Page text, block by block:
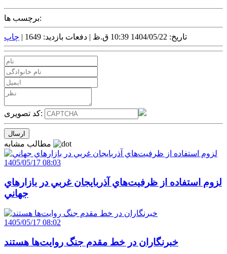
برچسب ها:
تاریخ: 1404/05/22 10:39 ق.ظ | دفعات بازدید: 1649 | چاپ
کد تصویری:
1405/05/17 08:03
لزوم استفاده از ظرفيت‌هاي آذربايجان غربي در بازارهاي
جهاني
1405/05/17 08:02
خبرنگاران در خط مقدم جنگ روايت‌ها هستند